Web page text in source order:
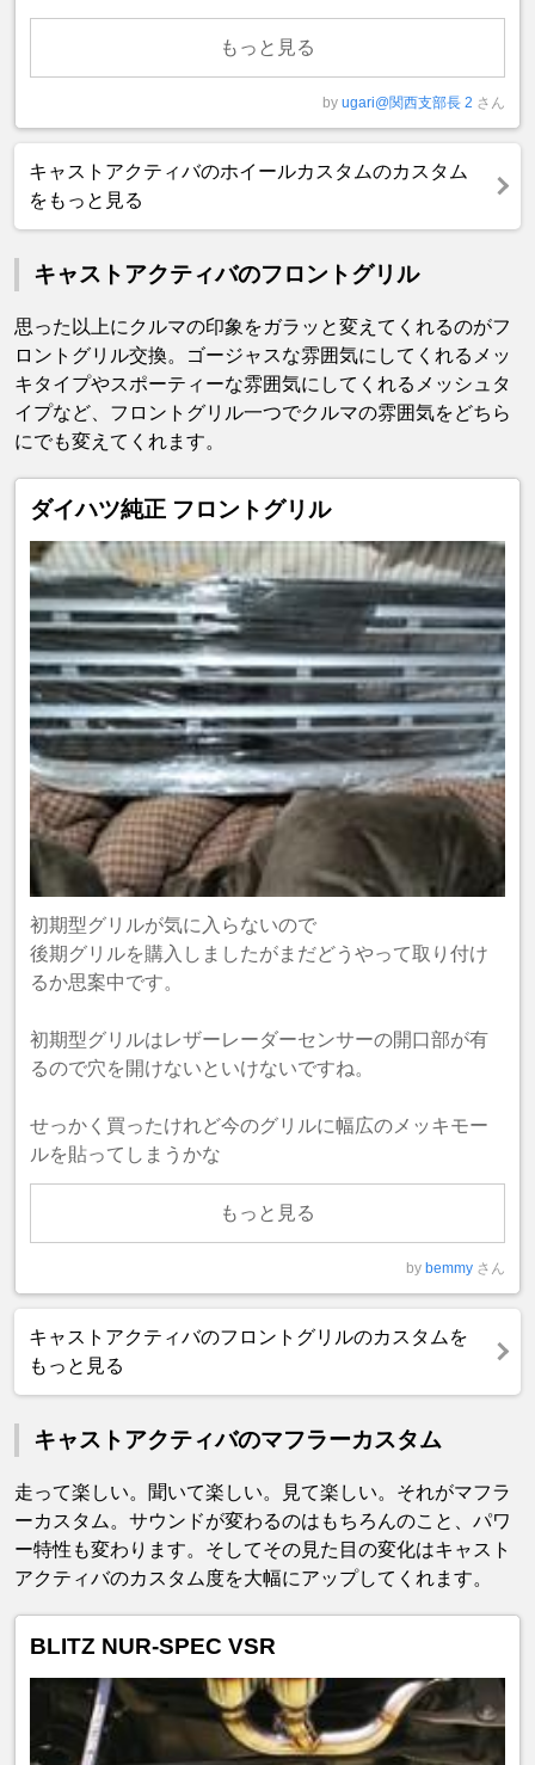
もっと見る
by ugari@関西支部長 2 さん
キャストアクティバのホイールカスタムのカスタム
をもっと見る
キャストアクティバのフロントグリル
思った以上にクルマの印象をガラッと変えてくれるのがフ
ロントグリル交換。ゴージャスな雰囲気にしてくれるメッ
キタイプやスポーティーな雰囲気にしてくれるメッシュタ
イプなど、フロントグリル一つでクルマの雰囲気をどちら
にでも変えてくれます。
ダイハツ純正 フロントグリル
初期型グリルが気に入らないので
後期グリルを購入しましたがまだどうやって取り付け
るか思案中です。
初期型グリルはレザーレーダーセンサーの開口部が有
るので穴を開けないといけないですね。
せっかく買ったけれど今のグリルに幅広のメッキモー
ルを貼ってしまうかな
もっと見る
by bemmy さん
キャストアクティバのフロントグリルのカスタムを
もっと見る
キャストアクティバのマフラーカスタム
走って楽しい。聞いて楽しい。見て楽しい。それがマフラ
ーカスタム。サウンドが変わるのはもちろんのこと、パワ
ー特性も変わります。そしてその見た目の変化はキャスト
アクティバのカスタム度を大幅にアップしてくれます。
BLITZ NUR-SPEC VSR